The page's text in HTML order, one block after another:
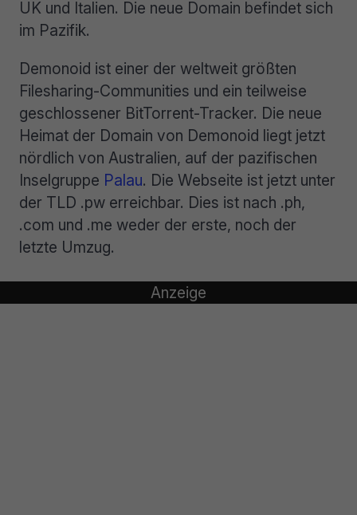
UK und Italien. Die neue Domain befindet sich
im Pazifik.
Demonoid ist einer der weltweit größten
Filesharing-Communities und ein teilweise
geschlossener BitTorrent-Tracker. Die neue
Heimat der Domain von Demonoid liegt jetzt
nördlich von Australien, auf der pazifischen
Inselgruppe Palau. Die Webseite ist jetzt unter
der TLD .pw erreichbar. Dies ist nach .ph,
.com und .me weder der erste, noch der
letzte Umzug.